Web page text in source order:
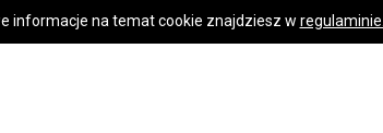
informacje na temat cookie znajdziesz w regulaminie.